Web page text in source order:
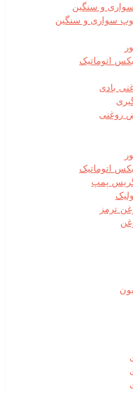
سواری و سنگین
سواری و سنگین
اتوماتیک
بادی
روغنی
اتوماتیک
پمپ
ترمز